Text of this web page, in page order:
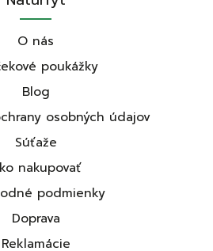
O nás
poukážky
Blog
osobných údajov
Súťaže
nakupovať
podmienky
Doprava
Reklamácie